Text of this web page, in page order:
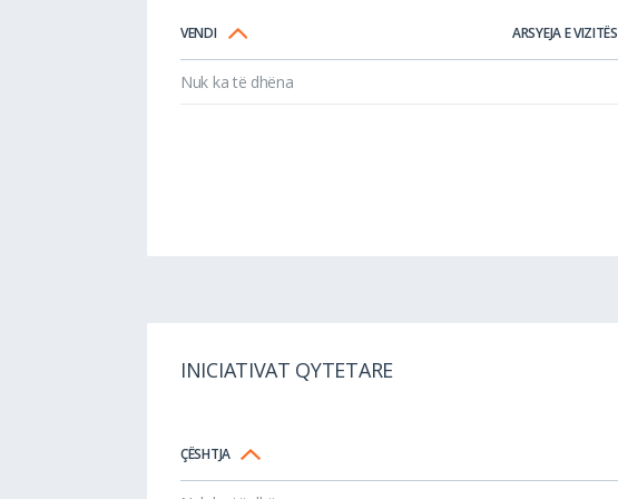
VENDI ARSYEJA E VIZITËS
Nuk ka të dhëna
INICIATIVAT QYTETARE
ÇËSHTJA